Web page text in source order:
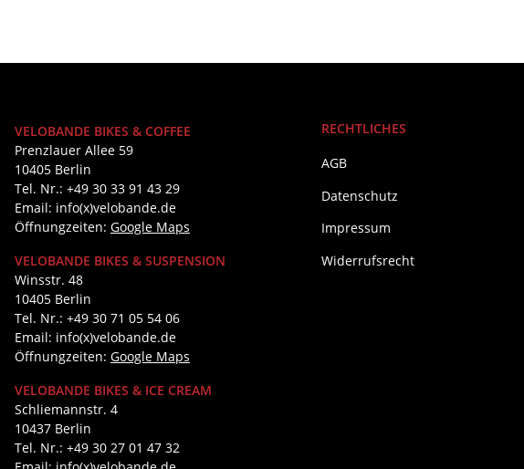
VELOBANDE BIKES & COFFEE
Prenzlauer Allee 59
10405 Berlin
Tel. Nr.: +49 30 33 91 43 29
Email: info(x)velobande.de
Öffnungzeiten: Google Maps
VELOBANDE BIKES & SUSPENSION
Winsstr. 48
10405 Berlin
Tel. Nr.: +49 30 71 05 54 06
Email: info(x)velobande.de
Öffnungzeiten: Google Maps
VELOBANDE BIKES & ICE CREAM
Schliemannstr. 4
10437 Berlin
Tel. Nr.: +49 30 27 01 47 32
RECHTLICHES
AGB
Datenschutz
Impressum
Widerrufsrecht